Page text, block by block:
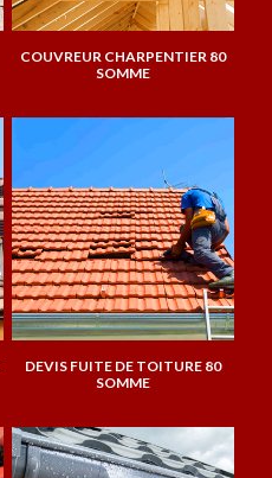
COUVREUR CHARPENTIER 80
SOMME
DEVIS FUITE DE TOITURE 80
SOMME